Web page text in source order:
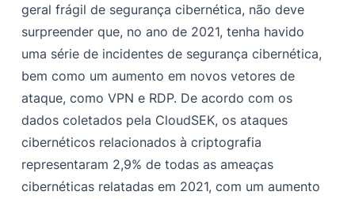
geral frágil de segurança cibernética, não deve
surpreender que, no ano de 2021, tenha havido
uma série de incidentes de segurança cibernética,
bem como um aumento em novos vetores de
ataque, como VPN e RDP. De acordo com os
dados coletados pela CloudSEK, os ataques
cibernéticos relacionados à criptografia
representaram 2,9% de todas as ameaças
cibernéticas relatadas em 2021, com um aumento